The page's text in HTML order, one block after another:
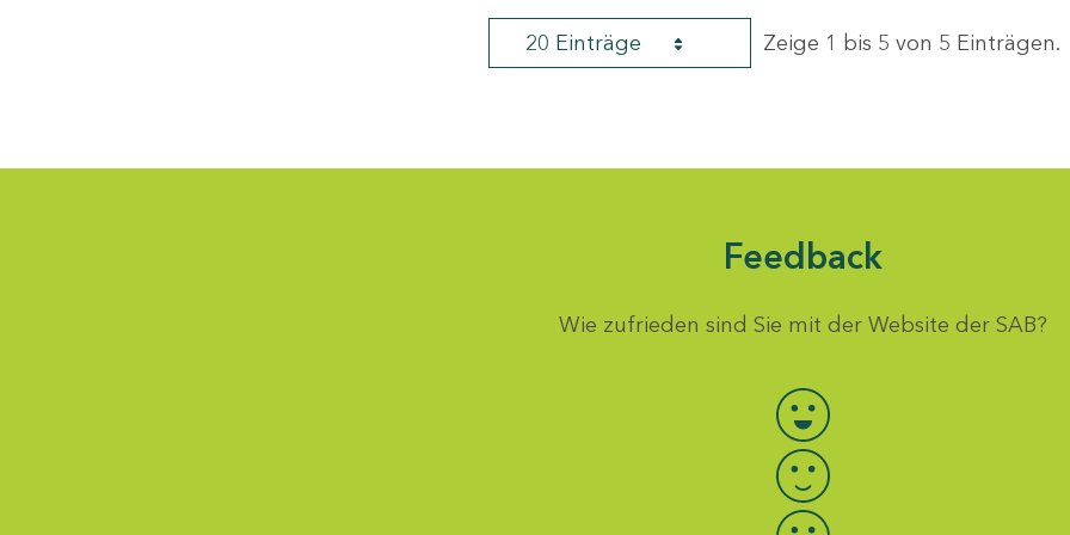
20 Einträge Zeige 1 bis 5 von 5 Einträgen.
Feedback
Wie zufrieden sind Sie mit der Website der SAB?
Bewertung auswählen